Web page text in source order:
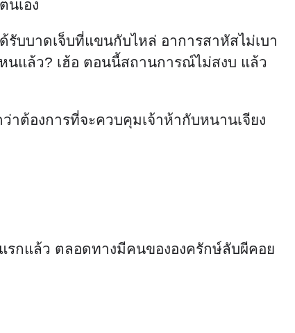
นเอง
บบาดเจ็บที่แขนกับไหล่ อาการสาหัสไม่เบา
นแล้ว? เฮ้อ ตอนนี้สถานการณ์ไม่สงบ แล้ว
าต้องการที่จะควบคุมเจ้าห้ากับหนานเจียง
รกแล้ว ตลอดทางมีคนขององครักษ์ลับผีคอย